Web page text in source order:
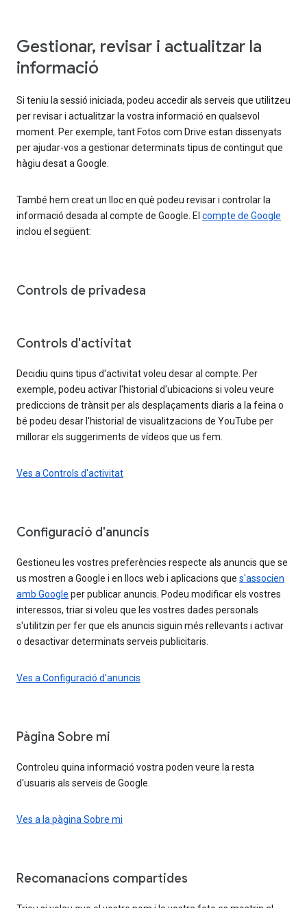
Gestionar, revisar i actualitzar la
informació
Si teniu la sessió iniciada, podeu accedir als serveis que utilitzeu
per revisar i actualitzar la vostra informació en qualsevol
moment. Per exemple, tant Fotos com Drive estan dissenyats
per ajudar-vos a gestionar determinats tipus de contingut que
hàgiu desat a Google.
També hem creat un lloc en què podeu revisar i controlar la
informació desada al compte de Google. El compte de Google
inclou el següent:
Controls de privadesa
Controls d'activitat
Decidiu quins tipus d'activitat voleu desar al compte. Per
exemple, podeu activar l'historial d'ubicacions si voleu veure
prediccions de trànsit per als desplaçaments diaris a la feina o
bé podeu desar l'historial de visualitzacions de YouTube per
millorar els suggeriments de vídeos que us fem.
Ves a Controls d'activitat
Configuració d'anuncis
Gestioneu les vostres preferències respecte als anuncis que se
us mostren a Google i en llocs web i aplicacions que s'associen
amb Google per publicar anuncis. Podeu modificar els vostres
interessos, triar si voleu que les vostres dades personals
s'utilitzin per fer que els anuncis siguin més rellevants i activar
o desactivar determinats serveis publicitaris.
Ves a Configuració d'anuncis
Pàgina Sobre mi
Controleu quina informació vostra poden veure la resta
d'usuaris als serveis de Google.
Ves a la pàgina Sobre mi
Recomanacions compartides